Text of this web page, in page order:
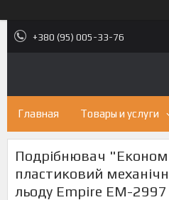
+380 (95) 005-33-76
Главная Товары и услуги
Подрібнювач
пластиковий
льоду Empire EM-2997